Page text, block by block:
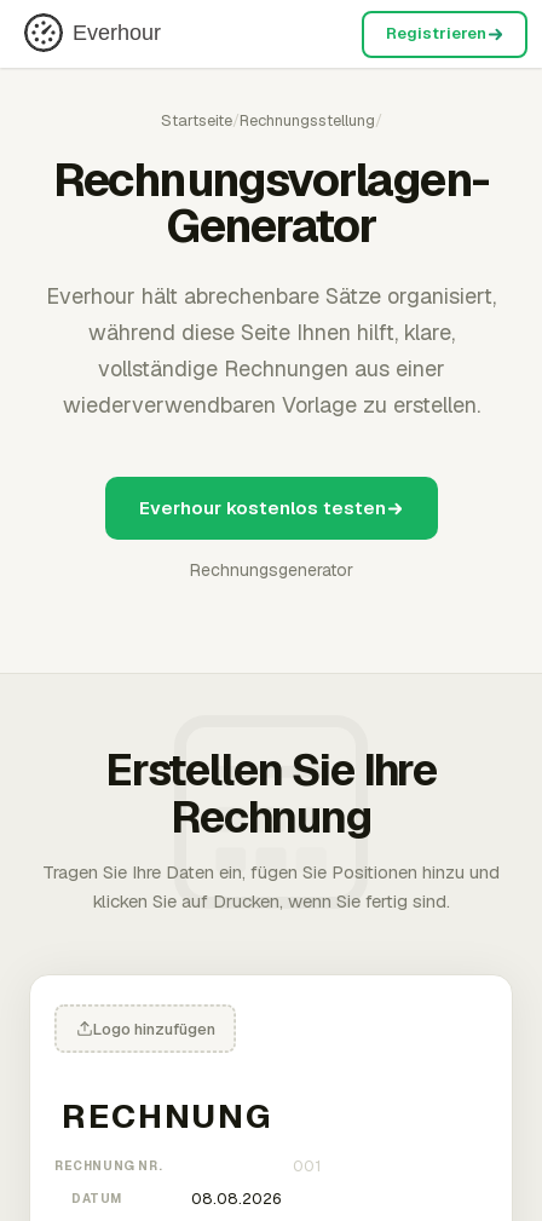
Everhour Registrieren
Startseite/Rechnungsstellung/
Rechnungsvorlagen-
Generator
Everhour hält abrechenbare Sätze organisiert,
während diese Seite Ihnen hilft, klare,
vollständige Rechnungen aus einer
wiederverwendbaren Vorlage zu erstellen.
Everhour kostenlos testen
Rechnungsgenerator
Erstellen Sie Ihre
Rechnung
Tragen Sie Ihre Daten ein, fügen Sie Positionen hinzu und
klicken Sie auf Drucken, wenn Sie fertig sind.
Logo hinzufügen
RECHNUNG NR.
DATUM